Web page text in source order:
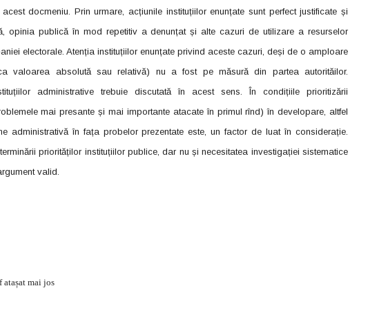
docmeniu. Prin urmare, acțiunile instituțiilor enunțate sunt perfect justificate și
opinia publică în mod repetitiv a denunțat și alte cazuri de utilizare a resurselor
electorale. Atenția instituțiilor enunțate privind aceste cazuri, deși de o amploare
valoarea absolută sau relativă) nu a fost pe măsură din partea autorităilor.
administrative trebuie discutată în acest sens. În condițiile prioritizării
mai presante și mai importante atacate în primul rînd) în developare, altfel
administrativă în fața probelor prezentate este, un factor de luat în considerație.
priorităților instituțiilor publice, dar nu și necesitatea investigației sistematice
valid.
mai jos